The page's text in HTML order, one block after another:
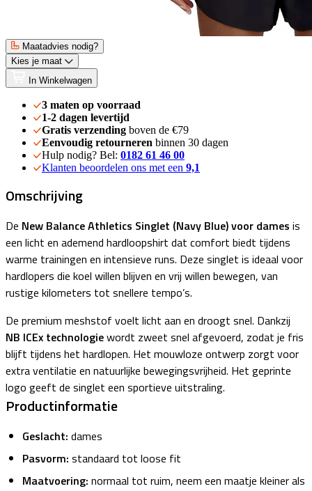
Maatadvies nodig?
Kies je maat
In Winkelwagen
3 maten op voorraad
1-2 dagen levertijd
Gratis verzending boven de €79
Eenvoudig retourneren binnen 30 dagen
Hulp nodig? Bel: 0182 61 46 00
Klanten beoordelen ons met een 9,1
Omschrijving
De New Balance Athletics Singlet (Navy Blue) voor dames is
een licht en ademend hardloopshirt dat comfort biedt tijdens
warme trainingen en intensieve runs. Deze singlet is ideaal voor
hardlopers die koel willen blijven en vrij willen bewegen, van
rustige kilometers tot snellere tempo’s.
De premium meshstof voelt licht aan en droogt snel. Dankzij
NB ICEx technologiewordt zweet snel afgevoerd, zodat je fris
blijft tijdens het hardlopen. Het mouwloze ontwerp zorgt voor
extra ventilatie en natuurlijke bewegingsvrijheid. Het geprinte
logo geeft de singlet een sportieve uitstraling.
Productinformatie
Geslacht: dames
Pasvorm: standaard tot loose fit
Maatvoering: normaal tot ruim, neem een maatje kleiner als